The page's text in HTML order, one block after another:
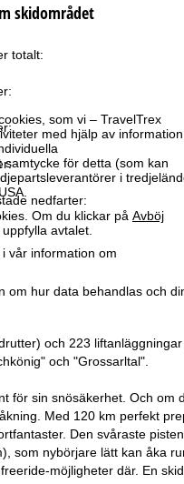
som vi – TravelTrex
med hjälp av information
för detta (som kan
i
Om du klickar på Avböj
avtalet.
vår information om
om hur data behandlas och
skidområdet
totalt:
nedfarter:
och 223
och "Grossarltal".
sin snösäkerhet. Och om
Med 120 km perfekt
Den svåraste
som nybörjare lätt kan åka
möjligheter där. En